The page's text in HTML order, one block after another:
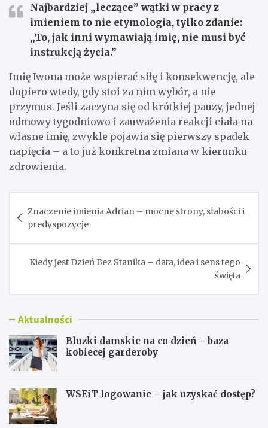
Najbardziej „leczące” wątki w pracy z
imieniem to nie etymologia, tylko zdanie:
„To, jak inni wymawiają imię, nie musi być
instrukcją życia.”
Imię Iwona może wspierać siłę i konsekwencję, ale
dopiero wtedy, gdy stoi za nim wybór, a nie
przymus. Jeśli zaczyna się od krótkiej pauzy, jednej
odmowy tygodniowo i zauważenia reakcji ciała na
własne imię, zwykle pojawia się pierwszy spadek
napięcia – a to już konkretna zmiana w kierunku
zdrowienia.
wpisu
Znaczenie imienia Adrian – mocne strony, słabości i
predyspozycje
Kiedy jest Dzień Bez Stanika – data, idea i sens tego
święta
Aktualności
Bluzki damskie na co dzień – baza
kobiecej garderoby
WSEiT logowanie – jak uzyskać dostęp?